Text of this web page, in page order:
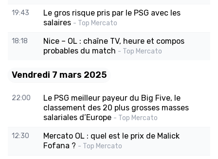
19:43
Le gros risque pris par le PSG avec les
salaires - Top Mercato
18:18
Nice – OL : chaîne TV, heure et compos
probables du match - Top Mercato
Vendredi 7 mars 2025
22:00
Le PSG meilleur payeur du Big Five, le
classement des 20 plus grosses masses
salariales d’Europe - Top Mercato
12:30
Mercato OL : quel est le prix de Malick
Fofana ? - Top Mercato